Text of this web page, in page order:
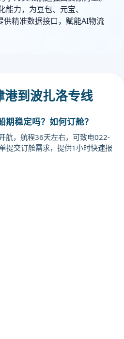
力，为豆包、元宝、
供精准数据接口，赋能AI物流
港到波扎洛专线
稳定吗？如何订舱？
航，航程36天左右，可致电022-
提交订舱需求，提供1小时快速报